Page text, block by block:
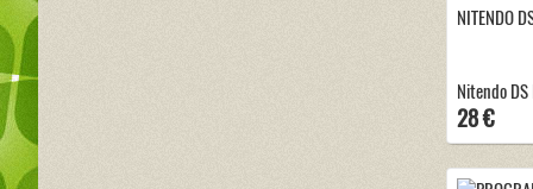
NITENDO
Nitendo
28 €